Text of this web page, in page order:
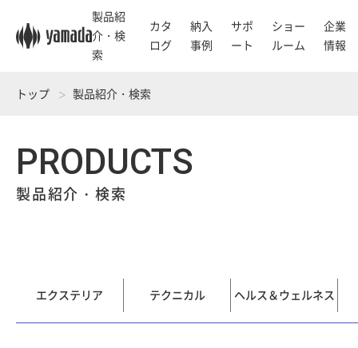
製品紹
介・検
索
カタ
ログ
納入
事例
サポ
ート
ショー
ルーム
企業
情報
トップ 製品紹介・検索
PRODUCTS
製品紹介・検索
エクステリア テクニカル ヘルス＆ウェルネス